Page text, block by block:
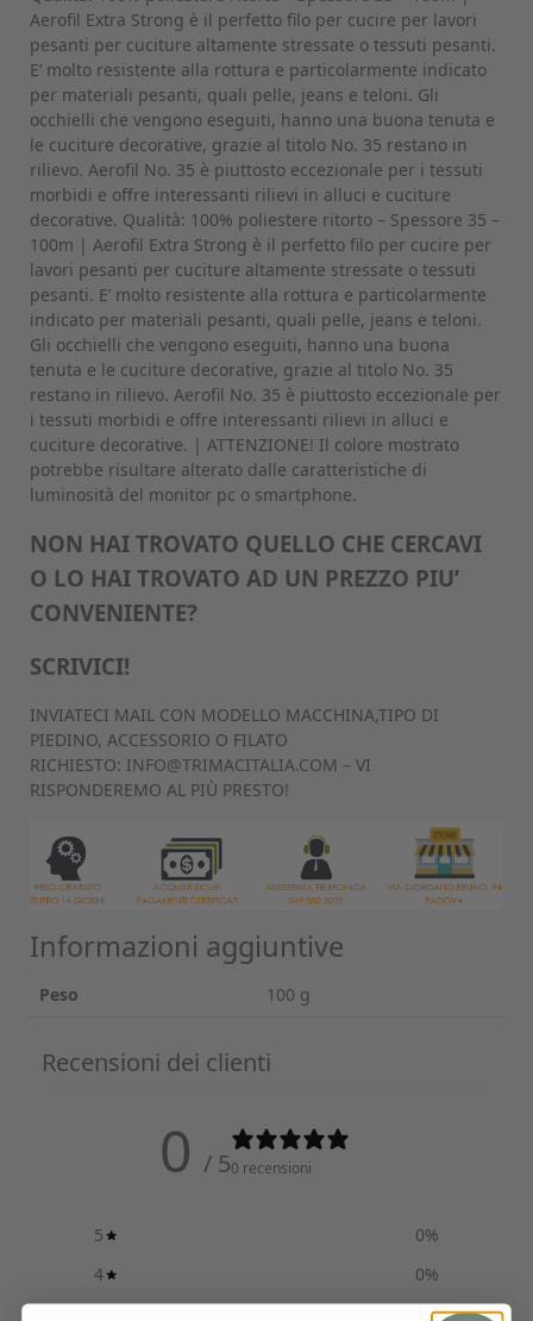
Aerofil Extra Strong è il perfetto filo per cucire per lavori
pesanti per cuciture altamente stressate o tessuti pesanti.
E’ molto resistente alla rottura e particolarmente indicato
per materiali pesanti, quali pelle, jeans e teloni. Gli
occhielli che vengono eseguiti, hanno una buona tenuta e
le cuciture decorative, grazie al titolo No. 35 restano in
rilievo. Aerofil No. 35 è piuttosto eccezionale per i tessuti
morbidi e offre interessanti rilievi in alluci e cuciture
decorative. Qualità: 100% poliestere ritorto – Spessore 35 –
100m | Aerofil Extra Strong è il perfetto filo per cucire per
lavori pesanti per cuciture altamente stressate o tessuti
pesanti. E’ molto resistente alla rottura e particolarmente
indicato per materiali pesanti, quali pelle, jeans e teloni.
Gli occhielli che vengono eseguiti, hanno una buona
tenuta e le cuciture decorative, grazie al titolo No. 35
restano in rilievo. Aerofil No. 35 è piuttosto eccezionale per
i tessuti morbidi e offre interessanti rilievi in alluci e
cuciture decorative. | ATTENZIONE! Il colore mostrato
potrebbe risultare alterato dalle caratteristiche di
luminosità del monitor pc o smartphone.
NON HAI TROVATO QUELLO CHE CERCAVI
O LO HAI TROVATO AD UN PREZZO PIU’
CONVENIENTE?
SCRIVICI!
INVIATECI MAIL CON MODELLO MACCHINA,TIPO DI
PIEDINO, ACCESSORIO O FILATO
RICHIESTO: INFO@TRIMACITALIA.COM – VI
RISPONDEREMO AL PIÙ PRESTO!
Informazioni aggiuntive
Peso 100 g
Recensioni dei clienti
0 / 50 recensioni
5 0%
4
0%
%